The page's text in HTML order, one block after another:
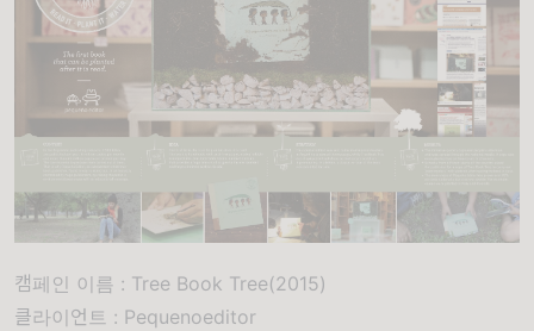
캠페인 이름 : Tree Book Tree(2015)
클라이언트 : Pequenoeditor